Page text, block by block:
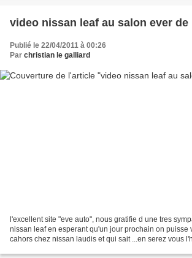
video nissan leaf au salon ever de
Publié le 22/04/2011 à 00:26
Par christian le galliard
l'excellent site "eve auto", nous gratifie d une tres
nissan leaf en esperant qu'un jour prochain on puisse
cahors chez nissan laudis et qui sait ...en serez vous